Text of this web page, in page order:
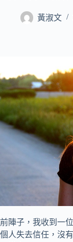
黃淑文
前陣子，我收到一
個人失去信任，沒